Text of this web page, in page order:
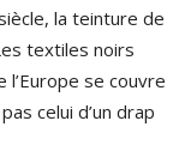
la teinture de
textiles noirs
se couvre
celui d’un drap